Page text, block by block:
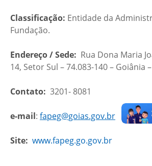
Classificação: Entidade da
Fundação.
Endereço / Sede: Rua Dona Maria
14, Setor Sul – 74.083-140 – Goiânia
Contato: 3201- 8081
e-mail: fapeg@goias.gov.br
Site: www.fapeg.go.gov.br